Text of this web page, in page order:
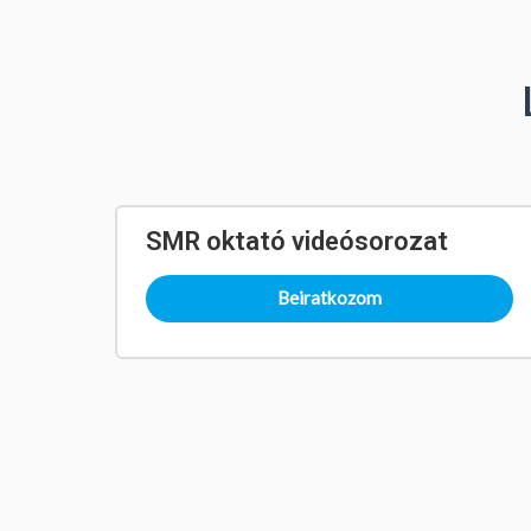
SMR oktató videósorozat
Beiratkozom